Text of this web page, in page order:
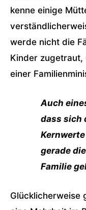
kenne einige
werde nicht die
Kinder zugetraut,
einer
Auch
dass sich
gerade
Familie
Glücklicherweise